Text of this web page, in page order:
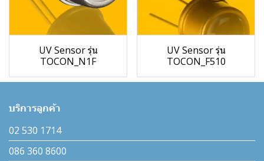
UV Sensor รุ่น
TOCON_N1F
UV Sensor รุ่น
TOCON_F510
บริการลูกค้า
02 530 1714
086 360 8600